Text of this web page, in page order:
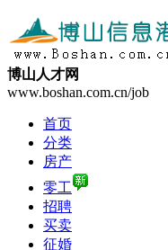
博山人才网
www.boshan.com.cn/job
首页
分类
房产
零工
招聘
买卖
征婚